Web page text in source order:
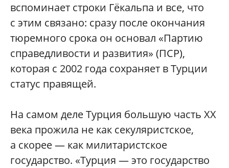
вспоминает строки Гёкальпа и все, что
с этим связано: сразу после окончания
тюремного срока он основал «Партию
справедливости и развития» (ПСР),
которая с 2002 года сохраняет в Турции
статус правящей.
На самом деле Турция большую часть XX
века прожила не как секуляристское,
а скорее — как милитаристское
государство. «Турция — это государство